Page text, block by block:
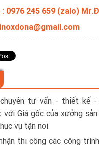
0976 245 659 (zalo)
tư vấn - thiết kế -
Giá gốc của xưởng
vụ tận nơi.
thi công các công